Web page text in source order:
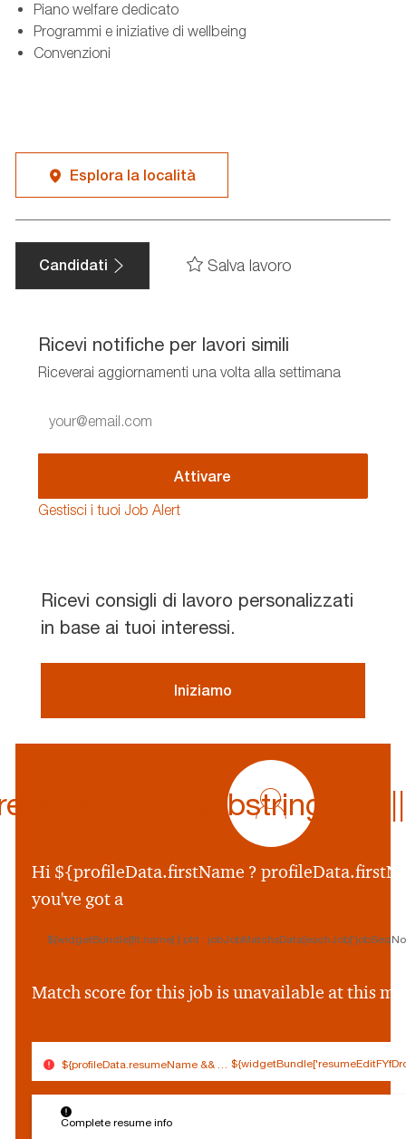
Piano welfare dedicato
Programmi e iniziative di wellbeing
Convenzioni
Esplora la località
Candidati Salva lavoro
Ricevi notifiche per lavori simili
Riceverai aggiornamenti una volta alla settimana
Email
address
Attivare
Gestisci i tuoi Job Alert
Ricevi consigli di lavoro personalizzati
in base ai tuoi interessi.
Iniziamo
profile
icon
${preferredName
&&
Hi ${profileData.firstName ?
you've got a
${widgetBundle[fit.name] | pht :
Match score for this job is unavailable at this
${profileData.resumeName &&
Complete resume info